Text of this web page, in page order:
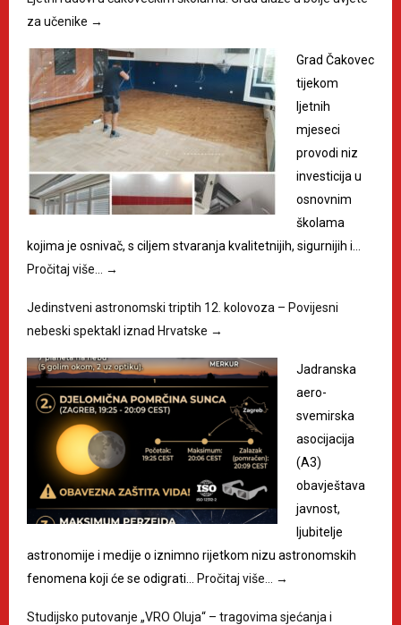
za učenike →
Grad Čakovec
tijekom
ljetnih
mjeseci
provodi niz
investicija u
osnovnim
školama
kojima je osnivač, s ciljem stvaranja kvalitetnijih, sigurnijih i…
Pročitaj više…
→
Jedinstveni astronomski triptih 12. kolovoza – Povijesni
nebeski spektakl iznad Hrvatske →
Jadranska
aero-
svemirska
asocijacija
(A3)
obavještava
javnost,
ljubitelje
astronomije i medije o iznimno rijetkom nizu astronomskih
fenomena koji će se odigrati…
Pročitaj više… →
Studijsko putovanje „VRO Oluja“ – tragovima sjećanja i